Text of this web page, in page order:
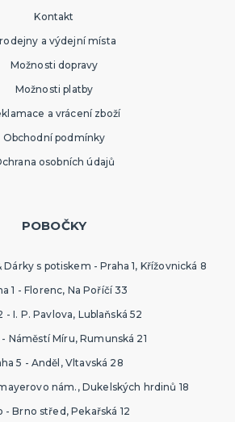
Kontakt
a výdejní místa
Možnosti dopravy
Možnosti platby
a vrácení zboží
Obchodní podmínky
osobních údajů
POBOČKY
s potiskem - Praha 1, Křížovnická 8
1 - Florenc, Na Poříčí 33
- I. P. Pavlova, Lublaňská 52
Náměstí Míru, Rumunská 21
5 - Anděl, Vltavská 28
nám., Dukelských hrdinů 18
- Brno střed, Pekařská 12